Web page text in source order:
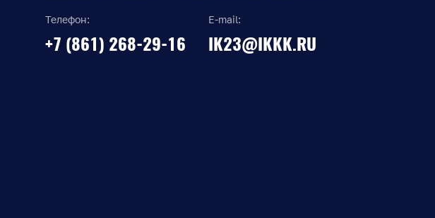
Телефон:
+7 (861) 268-29-16
E-mail:
IK23@IKKK.RU